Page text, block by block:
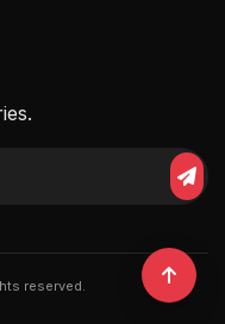
reserved.